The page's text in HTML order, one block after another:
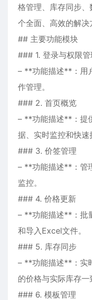
格管理、库存同步
个全面、高效的解决
## 主要功能模块
### 1. 登录与权限管
– **功能描述**：用
作管理。
### 2. 首页概览
– **功能描述**：提
据、实时监控和快速
### 3. 价签管理
– **功能描述**：管
监控。
### 4. 价格更新
– **功能描述**：批
和导入Excel文件。
### 5. 库存同步
– **功能描述**：实
的价格与实际库存一
### 6. 模板管理